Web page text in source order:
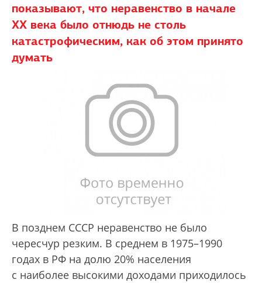
показывают, что неравенство в начале
XX века было отнюдь не столь
катастрофическим, как об этом принято
думать
В позднем СССР неравенство не было
чересчур резким. В среднем в 1975–1990
годах в РФ на долю 20% населения
с наиболее высокими доходами приходилось